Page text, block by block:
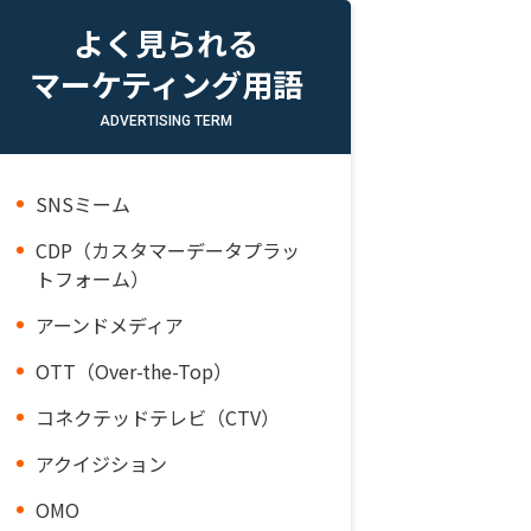
よく見られる
マーケティング用語
ADVERTISING TERM
SNSミーム
CDP（カスタマーデータプラッ
トフォーム）
アーンドメディア
OTT（Over-the-Top）
コネクテッドテレビ（CTV）
アクイジション
OMO